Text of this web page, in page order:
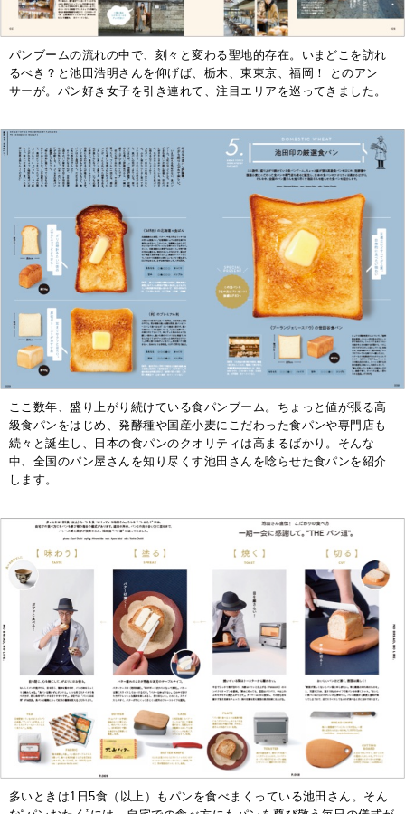
パンブームの流れの中で、刻々と変わる聖地的存在。いまどこを訪れ
るべき？と池田浩明さんを仰げば、栃木、東東京、福岡！ とのアン
サーが。パン好き女子を引き連れて、注目エリアを巡ってきました。
ここ数年、盛り上がり続けている食パンブーム。ちょっと値が張る高
級食パンをはじめ、発酵種や国産小麦にこだわった食パンや専門店も
続々と誕生し、日本の食パンのクオリティは高まるばかり。そんな
中、全国のパン屋さんを知り尽くす池田さんを唸らせた食パンを紹介
します。
多いときは1日5食（以上）もパンを食べまくっている池田さん。そん